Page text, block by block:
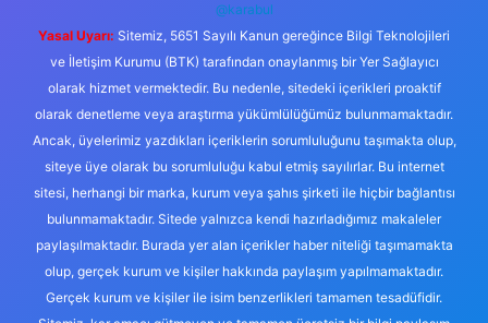
@karabul
Yasal Uyarı: Sitemiz, 5651 Sayılı Kanun gereğince Bilgi Teknolojileri
ve İletişim Kurumu (BTK) tarafından onaylanmış bir Yer Sağlayıcı
olarak hizmet vermektedir. Bu nedenle, sitedeki içerikleri proaktif
olarak denetleme veya araştırma yükümlülüğümüz bulunmamaktadır.
Ancak, üyelerimiz yazdıkları içeriklerin sorumluluğunu taşımakta olup,
siteye üye olarak bu sorumluluğu kabul etmiş sayılırlar. Bu internet
sitesi, herhangi bir marka, kurum veya şahıs şirketi ile hiçbir bağlantısı
bulunmamaktadır. Sitede yalnızca kendi hazırladığımız makaleler
paylaşılmaktadır. Burada yer alan içerikler haber niteliği taşımamakta
olup, gerçek kurum ve kişiler hakkında paylaşım yapılmamaktadır.
Gerçek kurum ve kişiler ile isim benzerlikleri tamamen tesadüfidir.